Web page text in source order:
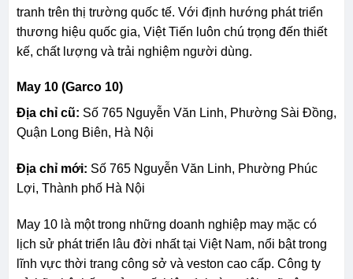
tranh trên thị trường quốc tế. Với định hướng phát triển
thương hiệu quốc gia, Việt Tiến luôn chú trọng đến thiết
kế, chất lượng và trải nghiệm người dùng.
May 10 (Garco 10)
Địa chỉ cũ: Số 765 Nguyễn Văn Linh, Phường Sài Đồng,
Quận Long Biên, Hà Nội
Địa chỉ mới: Số 765 Nguyễn Văn Linh, Phường Phúc
Lợi, Thành phố Hà Nội
May 10 là một trong những doanh nghiệp may mặc có
lịch sử phát triển lâu đời nhất tại Việt Nam, nổi bật trong
lĩnh vực thời trang công sở và veston cao cấp. Công ty